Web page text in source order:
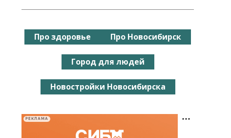
Про здоровье Про Новосибирск
Город для людей
Новостройки Новосибирска
РЕКЛАМА